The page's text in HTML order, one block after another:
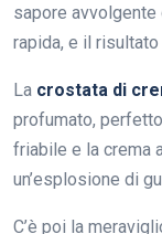
sapore
rapida, e il
La crostata di
profumato,
friabile e la crema
un’esplosione di
C’è poi la